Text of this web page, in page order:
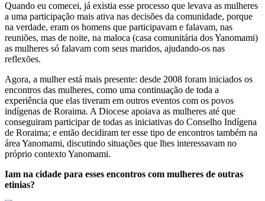
Quando eu comecei, já existia esse processo que levava as mulheres
a uma participação mais ativa nas decisões da comunidade, porque
na verdade, eram os homens que participavam e falavam, nas
reuniões, mas de noite, na maloca (casa comunitária dos Yanomami)
as mulheres só falavam com seus maridos, ajudando-os nas
reflexões.
Agora, a mulher está mais presente: desde 2008 foram iniciados os
encontros das mulheres, como uma continuação de toda a
experiência que elas tiveram em outros eventos com os povos
indígenas de Roraima. A Diocese apoiava as mulheres até que
conseguiram participar de todas as iniciativas do Conselho Indígena
de Roraima; e então decidiram ter esse tipo de encontros também na
área Yanomami, discutindo situações que lhes interessavam no
próprio contexto Yanomami.
Iam na cidade para esses encontros com mulheres de outras
etinias?